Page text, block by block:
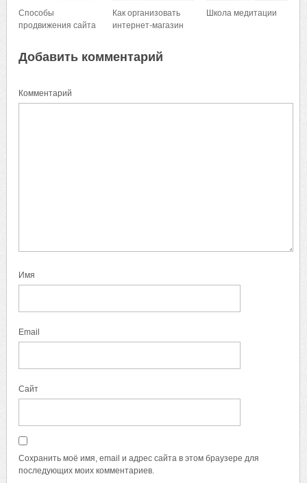
Способы
продвижения сайта
Как организовать
интернет-магазин
Школа медитации
Добавить комментарий
Комментарий
Имя
Email
Сайт
Сохранить моё имя, email и адрес сайта в этом браузере для
последующих моих комментариев.